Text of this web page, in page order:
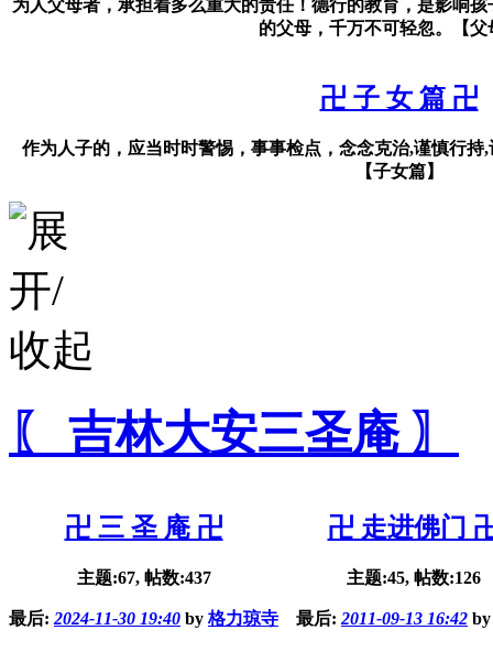
为人父母者，承担着多么重大的责任！德行的教育，是影响
的父母，千万不可轻忽。【父
卍 子 女 篇 卍
作为人子的，应当时时警惕，事事检点，念念克治,谨慎行
【子女篇】
〖 吉林大安三圣庵 〗
卍 三 圣 庵 卍
主题:67, 帖数:437
最后: 2024-11-30 19:40 by 格力琼寺
卍 走进佛门
主题:45, 帖数:126
最后: 2011-09-13 16:42